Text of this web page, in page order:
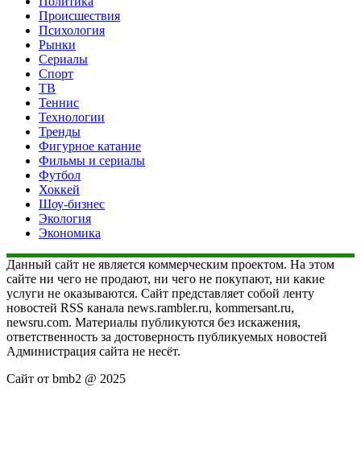
Происшествия
Психология
Рынки
Сериалы
Спорт
ТВ
Теннис
Технологии
Тренды
Фигурное катание
Фильмы и сериалы
Футбол
Хоккей
Шоу-бизнес
Экология
Экономика
Данный сайт не является коммерческим проектом. На этом
сайте ни чего не продают, ни чего не покупают, ни какие
услуги не оказываются. Сайт представляет собой ленту
новостей RSS канала news.rambler.ru, kommersant.ru,
newsru.com. Материалы публикуются без искажения,
ответственность за достоверность публикуемых новостей
Администрация сайта не несёт.
Сайт от bmb2 @ 2025